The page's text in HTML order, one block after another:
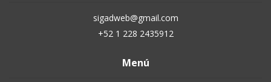
sigadweb@gmail.com
+52 1 228 2435912
Menú